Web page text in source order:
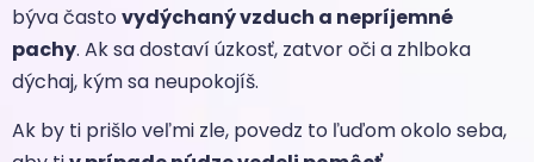
býva častovydýchaný vzduch a nepríjemné
pachy. Ak sa dostaví úzkosť, zatvor oči a zhlboka
dýchaj, kým sa neupokojíš.
Ak by ti prišlo veľmi zle, povedz to ľuďom okolo seba,